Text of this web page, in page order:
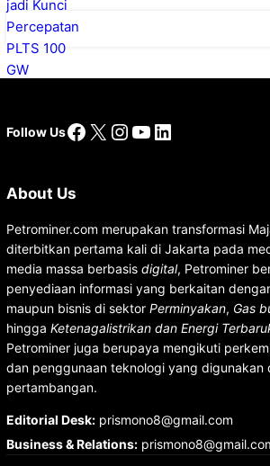
Follow UsFacebook
X Instagram
YouTube
LinkedIn
About Us
Petrominer.com merupakan transformasi
diterbitkan pertama kali di Jakarta pada
media massa berbasis digital, Petrominer
penyediaan informasi yang berkaitan
maupun bisnis di sektor Perminyakan, Gas
hingga Ketenagalistrikan dan Energi
Petrominer juga berupaya mengikuti
dan penggunaan teknologi yang digunakan
pertambangan.
Editorial Desk:prismono8@gmail.com
Business & Relations: